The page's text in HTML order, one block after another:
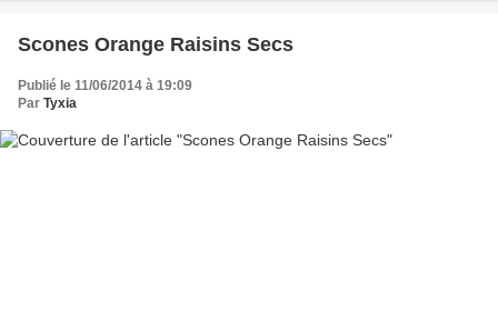
Scones Orange Raisins Secs
Publié le 11/06/2014 à 19:09
Par Tyxia